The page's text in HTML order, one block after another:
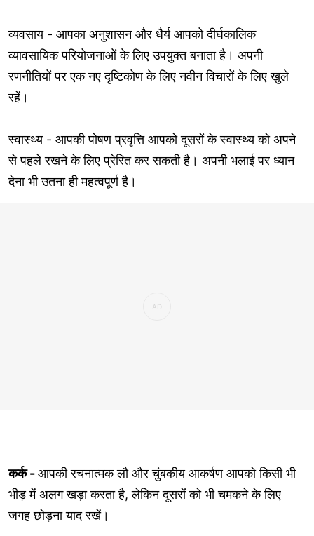
व्यवसाय - आपका अनुशासन और धैर्य आपको दीर्घकालिक
व्यावसायिक परियोजनाओं के लिए उपयुक्त बनाता है। अपनी
रणनीतियों पर एक नए दृष्टिकोण के लिए नवीन विचारों के लिए खुले
रहें।
स्वास्थ्य - आपकी पोषण प्रवृत्ति आपको दूसरों के स्वास्थ्य को अपने
से पहले रखने के लिए प्रेरित कर सकती है। अपनी भलाई पर ध्यान
देना भी उतना ही महत्वपूर्ण है।
कर्क -आपकी रचनात्मक लौ और चुंबकीय आकर्षण आपको किसी भी
भीड़ में अलग खड़ा करता है, लेकिन दूसरों को भी चमकने के लिए
जगह छोड़ना याद रखें।